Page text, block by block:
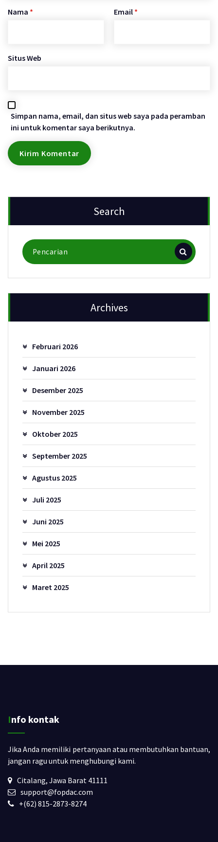
Nama * Email *
Situs Web
Simpan nama, email, dan situs web saya pada peramban
ini untuk komentar saya berikutnya.
Search
Pencarian
untuk:
Archives
Februari 2026
Januari 2026
Desember 2025
November 2025
Oktober 2025
September 2025
Agustus 2025
Juli 2025
Juni 2025
Mei 2025
April 2025
Maret 2025
Info kontak
Jika Anda memiliki pertanyaan atau membutuhkan bantuan,
jangan ragu untuk menghubungi kami.
Citalang, Jawa Barat 41111
support@fopdac.com
+(62) 815-2873-8274